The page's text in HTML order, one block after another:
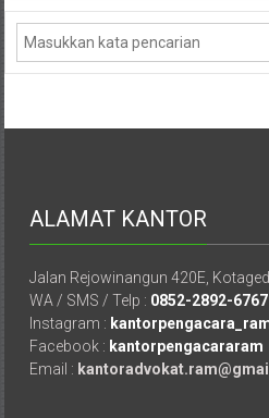
Jogja,
Lawyer,
Advokat,
Wates,
Klaten,
Magelang,
Solo,
Semarang,
Jakarta,
Bali,
ALAMAT KANTOR
Jalan Rejowinangun 420E,
WA / SMS / Telp : 0852-2892-6767
Instagram :
Facebook : kantorpengacararam
Email :